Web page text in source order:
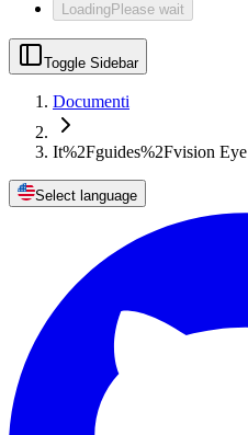
LoadingPlease wait
Toggle Sidebar
Documenti
It%2Fguides%2Fvision Eye
Select language